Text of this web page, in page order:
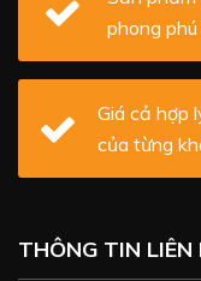
phong phú
Giá cả hợp
của từng
THÔNG TIN LIÊN